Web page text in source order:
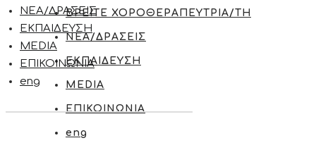
ΝΕΑ/ΔΡΑΣΕΙΣ
ΕΚΠΑΙΔΕΥΣΗ
MEDIA
ΕΠΙΚΟΙΝΩΝΙΑ
eng
ΒΡΕΙΤΕ ΧΟΡΟΘΕΡΑΠΕΥΤΡΙΑ/ΤΗ
ΝΕΑ/ΔΡΑΣΕΙΣ
ΕΚΠΑΙΔΕΥΣΗ
MEDIA
ΕΠΙΚΟΙΝΩΝΙΑ
eng